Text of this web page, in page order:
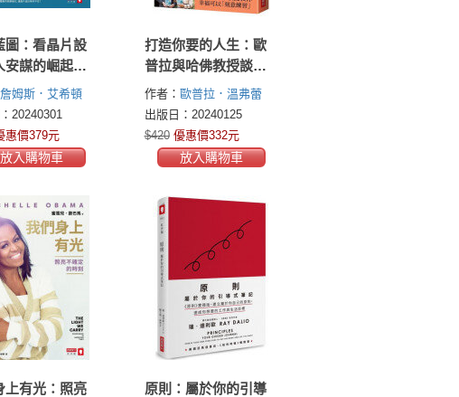
圖：看晶片設
安謀的崛起與
詹姆斯．艾希頓
Ashton)
20240301
惠價379元
放入購物車
打造你要的人生：歐
普拉與哈佛教授談
「更幸福」的藝術與
科學
作者： 歐普拉．溫弗蕾
(Oprah Winfrey)亞瑟．布
魯克斯(Arthur C. Brooks)
出版日：20240125
$420 優惠價332元
放入購物車
上有光：照亮
原則：屬於你的引導